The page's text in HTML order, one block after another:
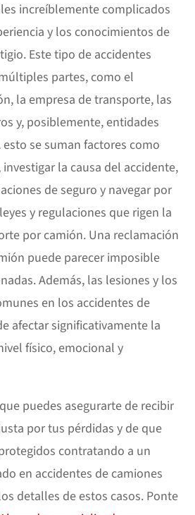
increíblemente complicados
y los conocimientos de
Este tipo de accidentes
partes, como el
la empresa de transporte, las
y, posiblemente, entidades
se suman factores como
la causa del accidente,
de seguro y navegar por
y regulaciones que rigen la
por camión. Una reclamación
puede parecer imposible
Además, las lesiones y los
en los accidentes de
afectar significativamente la
físico, emocional y
puedes asegurarte de recibir
por tus pérdidas y de que
contratando a un
en accidentes de camiones
detalles de estos casos. Ponte